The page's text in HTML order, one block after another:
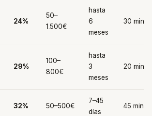
24%
50–
1.500€
hasta
6
meses
30 min
29%
100–
800€
hasta
3
meses
20 min
32% 50–500€
7–45
días
45 min